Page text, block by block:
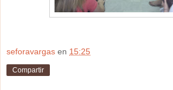
seforavargas en 15:25
Compartir